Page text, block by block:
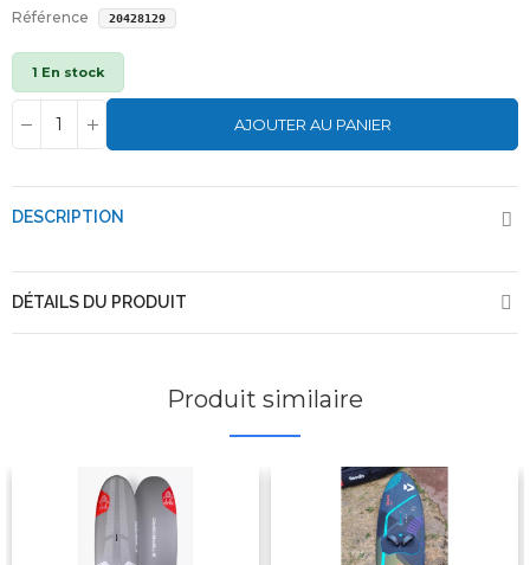
Référence 20428129
1 En stock
AJOUTER AU PANIER
DESCRIPTION
DÉTAILS DU PRODUIT
Produit similaire